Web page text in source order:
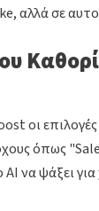
αλλά σε
οι επιλογές
όπως
να ψάξει